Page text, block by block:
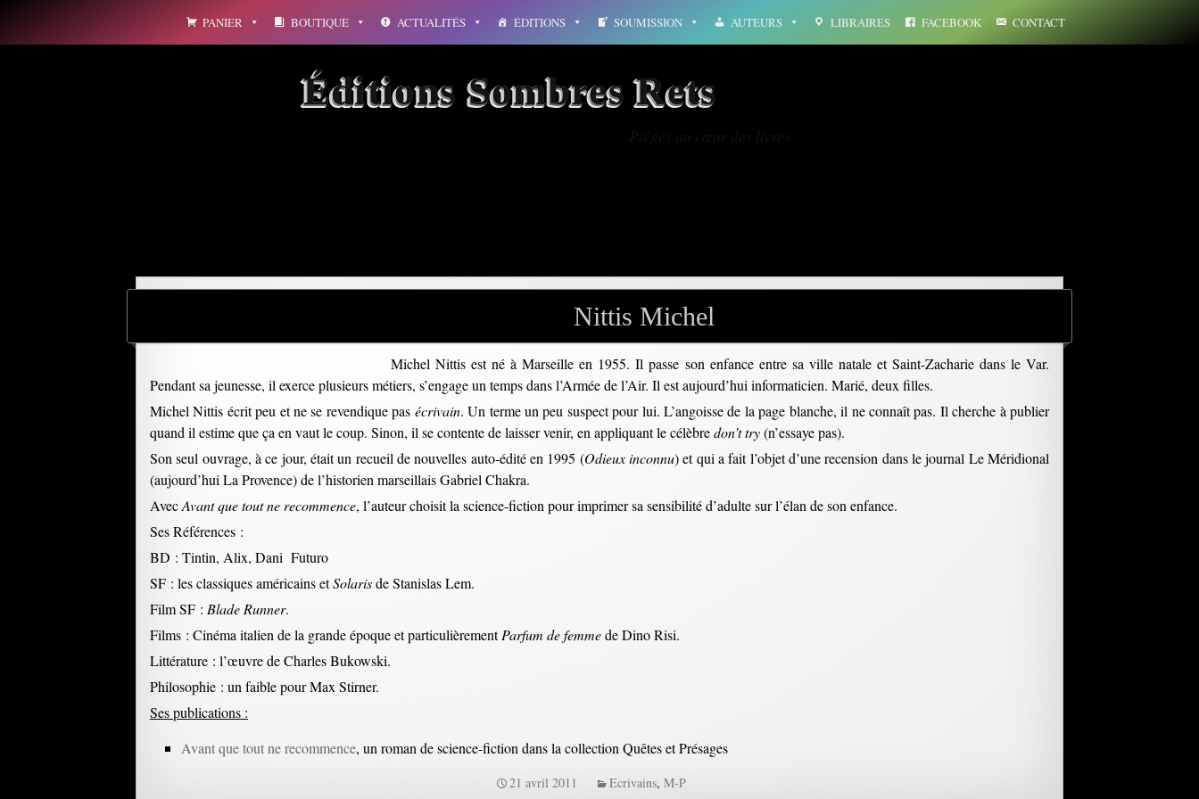
PANIER BOUTIQUE ACTUALITÉS ÉDITIONS SOUMISSION AUTEURS LIBRAIRES FACEBOOK CONTACT
Éditions Sombres Rets
Nittis Michel
Michel Nittis est né à Marseille en 1955. Il passe son enfance entre sa ville natale et Saint-Zacharie dans le Var.
Pendant sa jeunesse, il exerce plusieurs métiers, s’engage un temps dans l’Armée de l’Air. Il est aujourd’hui informaticien. Marié, deux filles.
Michel Nittis écrit peu et ne se revendique pas écrivain. Un terme un peu suspect pour lui. L’angoisse de la page blanche, il ne connaît pas. Il cherche à publier
quand il estime que ça en vaut le coup. Sinon, il se contente de laisser venir, en appliquant le célèbredon’t try(n’essaye pas).
Son seul ouvrage, à ce jour, était un recueil de nouvelles auto-édité en 1995 (Odieux inconnu) et qui a fait l’objet d’une recension dans le journal Le Méridional
(aujourd’hui La Provence) de l’historien marseillais Gabriel Chakra.
AvecAvant que tout ne recommence, l’auteur choisit la science-fiction pour imprimer sa sensibilité d’adulte sur l’élan de son enfance.
Ses Références :
BD : Tintin, Alix, Dani Futuro
SF : les classiques américains etSolarisde Stanislas Lem.
Film SF : Blade Runner.
Films : Cinéma italien de la grande époque et particulièrementParfum de femmede Dino Risi.
Littérature : l’œuvre de Charles Bukowski.
Philosophie : un faible pour Max Stirner.
Ses publications :
Avant que tout ne recommence, un roman de science-fiction dans la collection Quêtes et Présages
21 avril 2011 Ecrivains, M-P